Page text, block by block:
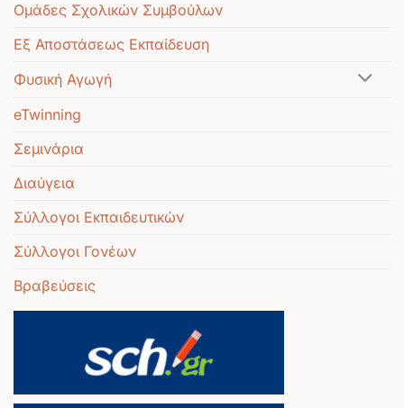
Ομάδες Σχολικών Συμβούλων
Εξ Αποστάσεως Εκπαίδευση
Φυσική Αγωγή
eTwinning
Σεμινάρια
Διαύγεια
Σύλλογοι Εκπαιδευτικών
Σύλλογοι Γονέων
Βραβεύσεις